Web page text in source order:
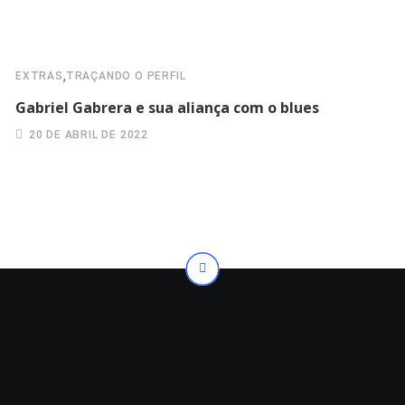
EXTRAS,TRAÇANDO O PERFIL
Gabriel Gabrera e sua aliança com o blues
20 DE ABRIL DE 2022